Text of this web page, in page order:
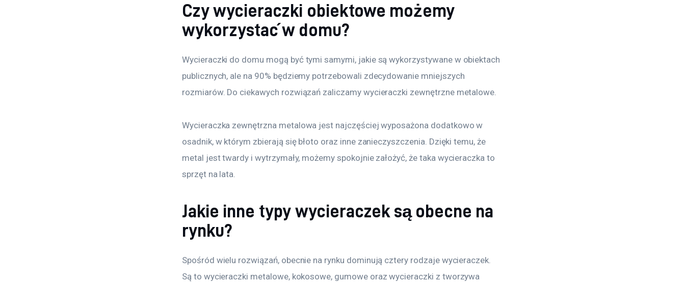
Czy wycieraczki obiektowe możemy
wykorzystać w domu?
Wycieraczki do domu mogą być tymi samymi, jakie są wykorzystywane w obiektach
publicznych, ale na 90% będziemy potrzebowali zdecydowanie mniejszych
rozmiarów. Do ciekawych rozwiązań zaliczamy wycieraczki zewnętrzne metalowe.
Wycieraczka zewnętrzna metalowa jest najczęściej wyposażona dodatkowo w
osadnik, w którym zbierają się błoto oraz inne zanieczyszczenia. Dzięki temu, że
metal jest twardy i wytrzymały, możemy spokojnie założyć, że taka wycieraczka to
sprzęt na lata.
Jakie inne typy wycieraczek są obecne na
rynku?
Spośród wielu rozwiązań, obecnie na rynku dominują cztery rodzaje wycieraczek.
Są to wycieraczki metalowe, kokosowe, gumowe oraz wycieraczki z tworzywa